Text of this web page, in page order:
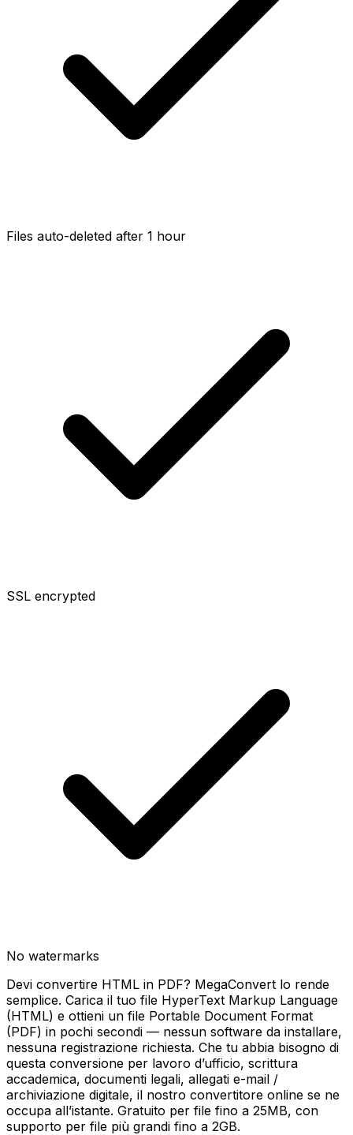
Files auto-deleted after 1 hour
SSL encrypted
No watermarks
Devi convertire HTML in PDF? MegaConvert lo rende
semplice. Carica il tuo file HyperText Markup Language
(HTML) e ottieni un file Portable Document Format
(PDF) in pochi secondi — nessun software da installare,
nessuna registrazione richiesta. Che tu abbia bisogno di
questa conversione per lavoro d’ufficio, scrittura
accademica, documenti legali, allegati e-mail /
archiviazione digitale, il nostro convertitore online se ne
occupa all’istante. Gratuito per file fino a 25MB, con
supporto per file più grandi fino a 2GB.